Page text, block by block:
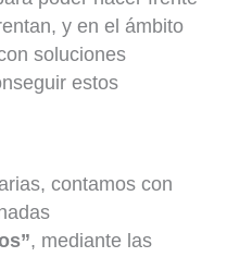
y en el ámbito
soluciones
estos
contamos con
, mediante las